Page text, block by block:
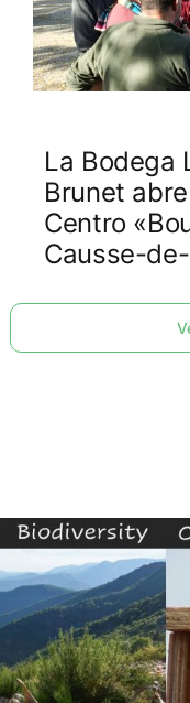
La Bodega
Brunet
Centro
Causse-